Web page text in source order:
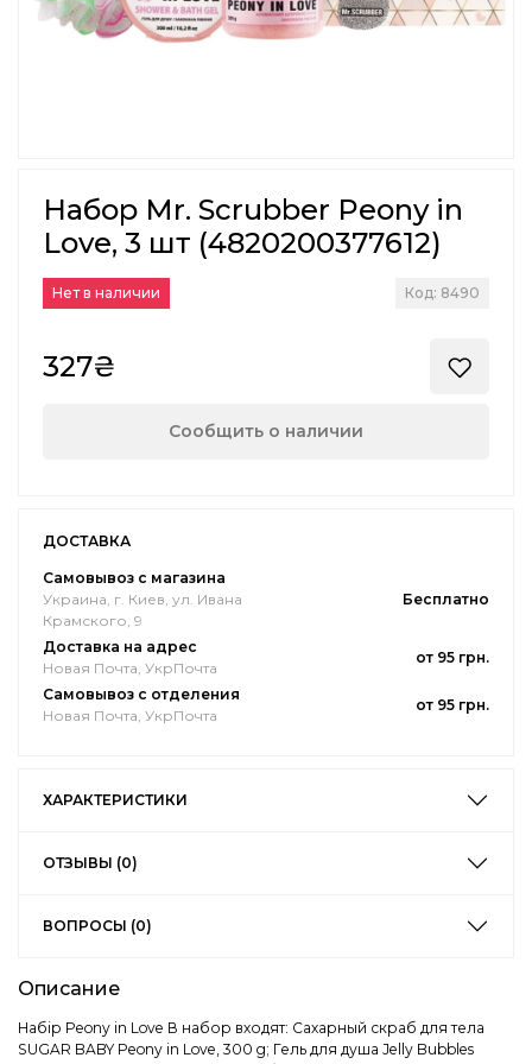
Набор Mr. Scrubber Peony in
Love, 3 шт (4820200377612)
Нет в наличии Код: 8490
327₴
Сообщить о наличии
ДОСТАВКА
Самовывоз с магазина
Украина, г. Киев, ул. Ивана
Крамского, 9
Бесплатно
Доставка на адрес
Новая Почта, УкрПочта
от 95 грн.
Самовывоз с отделения
Новая Почта, УкрПочта
от 95 грн.
ХАРАКТЕРИСТИКИ
ОТЗЫВЫ (0)
ВОПРОСЫ (0)
Описание
Набір Peony in Love В набор входят: Сахарный скраб для тела
SUGAR BABY Peony in Love, 300 g; Гель для душа Jelly Bubbles